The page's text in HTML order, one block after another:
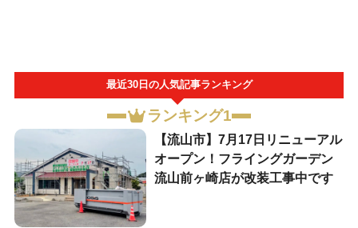
最近30日の人気記事ランキング
ランキング1
【流山市】7月17日リニューアル
オープン！フライングガーデン
流山前ヶ崎店が改装工事中です